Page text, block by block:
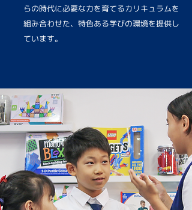
らの時代に必要な力を育てるカリキュラムを
組み合わせた、特色ある学びの環境を提供し
ています。